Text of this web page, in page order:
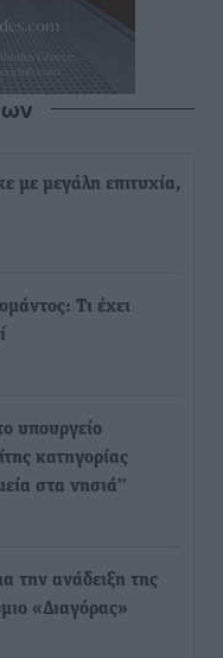
με μεγάλη επιτυχία,
Τι έχει
υπουργείο
κατηγορίας
στα νησιά”
την ανάδειξη της
«Διαγόρας»